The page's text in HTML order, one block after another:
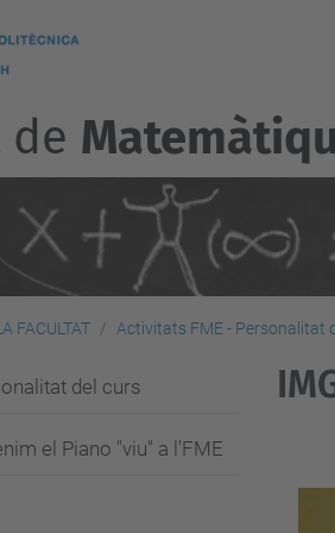
de
FACULTAT Activitats FME - Personalitat
del curs
el Piano "viu" a l'FME